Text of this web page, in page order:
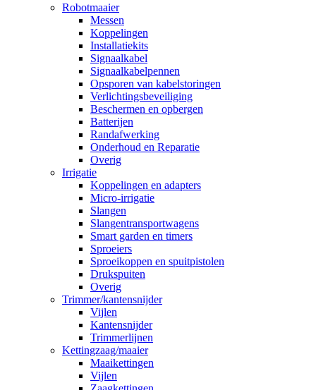
Robotmaaier
Messen
Koppelingen
Installatiekits
Signaalkabel
Signaalkabelpennen
Opsporen van kabelstoringen
Verlichtingsbeveiliging
Beschermen en opbergen
Batterijen
Randafwerking
Onderhoud en Reparatie
Overig
Irrigatie
Koppelingen en adapters
Micro-irrigatie
Slangen
Slangentransportwagens
Smart garden en timers
Sproeiers
Sproeikoppen en spuitpistolen
Drukspuiten
Overig
Trimmer/kantensnijder
Vijlen
Kantensnijder
Trimmerlijnen
Kettingzaag/maaier
Maaikettingen
Vijlen